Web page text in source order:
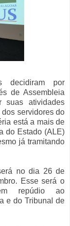
decidiram por
de Assembleia
suas atividades
servidores do
está a mais de
do Estado (ALE)
já tramitando
no dia 26 de
Esse será o
repúdio ao
e do Tribunal de